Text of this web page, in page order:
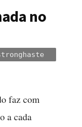
no
faz com
a cada